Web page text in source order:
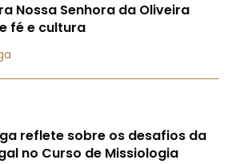
Nossa Senhora da Oliveira
fé e cultura
reflete sobre os desafios da
no Curso de Missiologia